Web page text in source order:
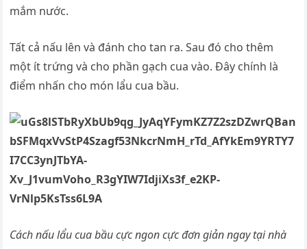
mắm nước.
Tất cả nấu lên và đánh cho tan ra. Sau đó cho thêm
một ít trứng và cho phần gạch cua vào. Đây chính là
điểm nhấn cho món lẩu cua bầu.
Cách nấu lẩu cua bầu cực ngon cực đơn giản ngay tại nhà